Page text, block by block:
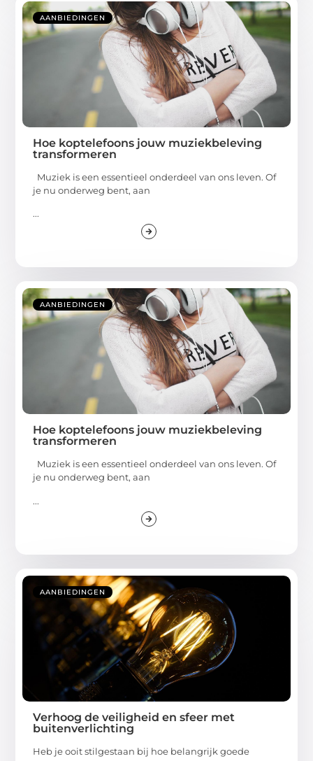
AANBIEDINGEN
Hoe koptelefoons jouw muziekbeleving
transformeren
Muziek is een essentieel onderdeel van ons leven. Of
je nu onderweg bent, aan
...
AANBIEDINGEN
Hoe koptelefoons jouw muziekbeleving
transformeren
Muziek is een essentieel onderdeel van ons leven. Of
je nu onderweg bent, aan
...
AANBIEDINGEN
Verhoog de veiligheid en sfeer met
buitenverlichting
Heb je ooit stilgestaan bij hoe belangrijk goede